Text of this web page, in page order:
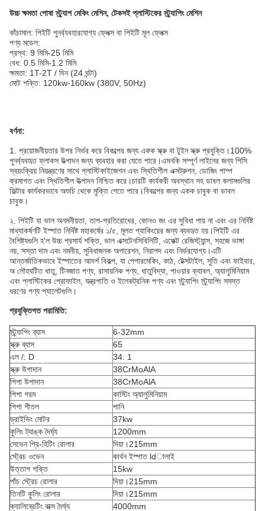
উচ্চ ক্ষমতা পোষা স্ট্র্যাপ মেকিং মেশিন, টেকসই প্লাস্টিকের স্ট্র্যাপিং মেশিন
কাঁচামাল: পিইটি পুনর্ব্যবহারযোগ্য ফ্লেক্স বা পিইটি মূল ফ্লেক্স
পণ্য মডেল:
প্রস্থ: 9 মিমি-25 মিমি
বেধ: 0.5 মিমি-1.2 মিমি
ক্ষমতা: 1T-2T / দিন (24 ঘন্টা)
মোট শক্তি: 120kw-160kw (380V, 50Hz)
বর্ণনা:
1. প্রয়োজনীয়তার উপর নির্ভর করে বিকল্পের জন্য একক স্ক্রু বা টুইন স্ক্রু প্রযুক্তি।100%
পুনর্ব্যবহৃত ফ্লাকস উত্পাদন জন্য ব্যবহার করা যেতে পারে।এমনকি সম্পূর্ণ লাইনের জন্য পিসি
স্বয়ংক্রিয় নিয়ন্ত্রণের সাথে প্লাস্টিকাইজেশন এবং স্থিতিশীল এক্সট্রুশন, ডোজিং পাম্প
ক্রমাগত এবং স্থিতিশীল উত্পাদন নিশ্চিত করে।চারটি কার্যকরী অবস্থান সহ ডাবল কলামগুলির
ফিল্টার কার্যকরভাবে অশুচি থেকে মুক্তি পেতে পারে।বিকল্পের জন্য একক চাবুক বা ডাবল
চাবুক।
২. পিইটি যা ভাল অনমনীয়তা, তাপ-প্রতিরোধের, কোনও জং এর সুবিধা পায় না এবং এর নির্দিষ্ট
মাধ্যাকর্ষণটি ইস্পাত নির্দিষ্ট মহাকর্ষের ১/৫, মূলত প্যাকিংয়ের জন্য ব্যবহৃত হয়।পিইটি এর
বৈশিষ্ট্যগুলি হ'ল উচ্চ প্রসার্য শক্তি, ভাল এক্সটেনসিবিলিটি, এফেক্ট রেজিস্ট্যান্স, সহজে ভাঙ্গা
নয়, সস্তা দাম এবং নমনীয়, সুবিধাজনক অপারেশন, নিরাপদ এবং নির্ভরযোগ্য।এটি
আন্তর্জাতিকভাবে ইস্পাতের আদর্শ বিকল্প, যা পেপারমেকিং, কাঠ, টেক্সটাইল, সুতি এবং ফাইবার,
অ লৌহঘটিত ধাতু, টিনজাত পণ্য, রাসায়নিক পণ্য, ধাতুবিদ্যা, পাওয়ার ক্যাবল, অ্যালুমিনিয়াম
এবং প্লাস্টিকের প্রোফাইল, যন্ত্রপাতি ও ইলেকট্রনিক পণ্য এবং স্ট্র্যাপিং স্ট্র্যাপিং সমস্ত
ধরণের পণ্য প্যালেটগুলি।
প্রযুক্তিগত পরামিতি:
স্ট্র্যাপিং ব্যাস
6-32mm
স্ক্রু ব্যাস
65
এল /: D
34: 1
স্ক্রু উপাদান
38CrMoAlA
পিপা উপাদান
38CrMoAlA
পিপা গরম
কাস্টিং অ্যালুমিনিয়াম
পিপা শীতল
পানি
ড্রাইভিং মোটর
37kw
কুলিং ট্যাঙ্ক দৈর্ঘ্য
1200mm
সেভেন প্রি-হিটিং রোলার
দিয়া।215mm
স্ট্রেচ ওভেন
কার্বন ইস্পাত ldালাই
উত্তাপ শক্তি
15kw
পাঁচ স্ট্রেচ রোলার
দিয়া।215mm
তিনটি কুলিং রোলার
দিয়া।215mm
ক্যালিব্রেটিং বাক্স দৈর্ঘ্য
4000mm